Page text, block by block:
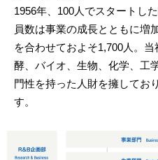
1956年、100人でスタートし
員数は事業の成長とともに増
を合わせておよそ1,700人。
酵、バイオ、生物、化学、工
門性を持った人財を擁してお
す。